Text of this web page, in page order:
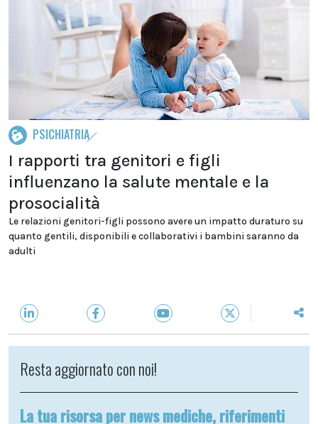
PSICHIATRIA
I rapporti tra genitori e figli
influenzano la salute mentale e la
prosocialità
Le relazioni genitori-figli possono avere un impatto duraturo su
quanto gentili, disponibili e collaborativi i bambini saranno da
adulti
Resta aggiornato con noi!
La tua risorsa per news mediche, riferimenti